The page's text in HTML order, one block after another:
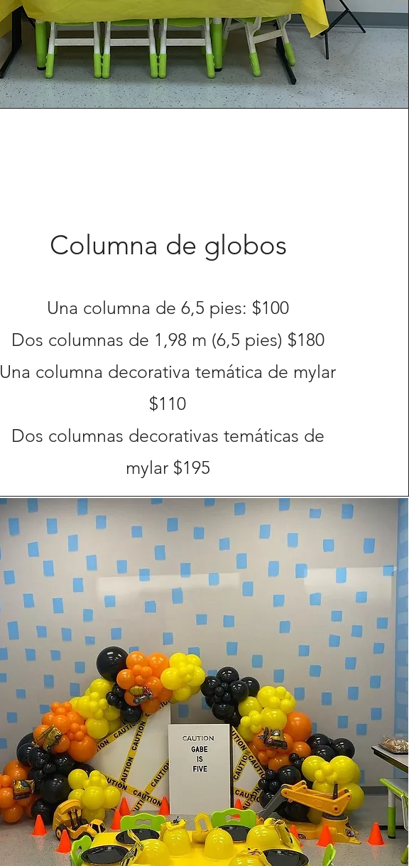
Columna de globos
Una columna de 6,5 pies: $100
Dos columnas de 1,98 m (6,5 pies) $180
Una columna decorativa temática de mylar
$110
Dos columnas decorativas temáticas de
mylar $195